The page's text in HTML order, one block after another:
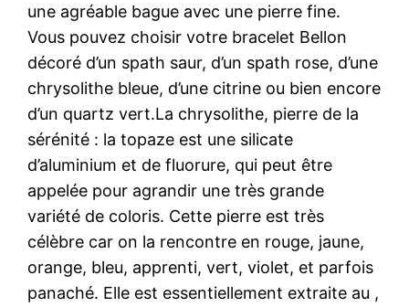
une agréable bague avec une pierre fine.
Vous pouvez choisir votre bracelet Bellon
décoré d’un spath saur, d’un spath rose, d’une
chrysolithe bleue, d’une citrine ou bien encore
d’un quartz vert.La chrysolithe, pierre de la
sérénité : la topaze est une silicate
d’aluminium et de fluorure, qui peut être
appelée pour agrandir une très grande
variété de coloris. Cette pierre est très
célèbre car on la rencontre en rouge, jaune,
orange, bleu, apprenti, vert, violet, et parfois
panaché. Elle est essentiellement extraite au ,